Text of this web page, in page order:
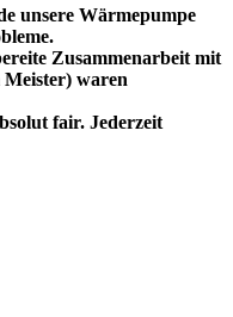
unsere Wärmepumpe
Zusammenarbeit mit
Meister) waren
fair. Jederzeit